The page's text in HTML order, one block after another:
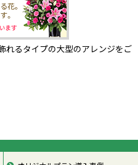
れるタイプの大型のアレンジをご